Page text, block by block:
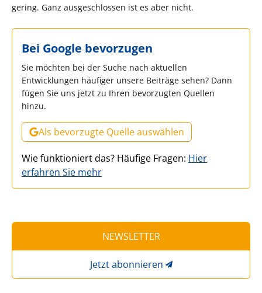
gering. Ganz ausgeschlossen ist es aber nicht.
Bei Google bevorzugen
Sie möchten bei der Suche nach aktuellen
Entwicklungen häufiger unsere Beiträge sehen? Dann
fügen Sie uns jetzt zu Ihren bevorzugten Quellen
hinzu.
Als bevorzugte Quelle auswählen
Wie funktioniert das? Häufige Fragen: Hier
erfahren Sie mehr
NEWSLETTER
Jetzt abonnieren